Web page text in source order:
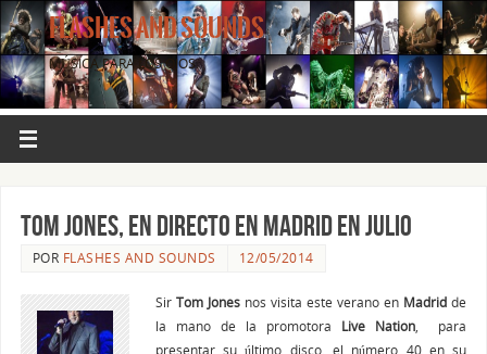
FLASHES AND SOUNDS
MÚSICA PARA LOS OJOS.
Tom Jones, en directo en Madrid en julio
POR FLASHES AND SOUNDS 12/05/2014
Sir Tom Jonesnos visita este verano en Madrid de
la mano de la promotora Live Nation , para
presentar su último disco, el número 40 en su